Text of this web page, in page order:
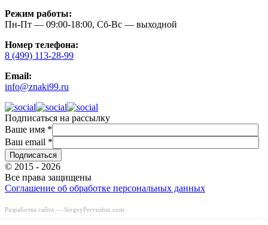
Режим работы:
Пн-Пт — 09:00-18:00, Сб-Вс — выходной
Номер телефона:
8 (499) 113-28-99
Email:
info@znaki99.ru
Подписаться на рассылку
Ваше имя *
Ваш email *
© 2015 - 2026
Все права защищены
Соглашение об обработке персональных данных
Разработка сайта — SergeyPervushin.com